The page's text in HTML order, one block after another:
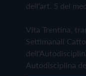
dell'art. 5 del
Vita Trentina,
Settimanali
Autodisciplina